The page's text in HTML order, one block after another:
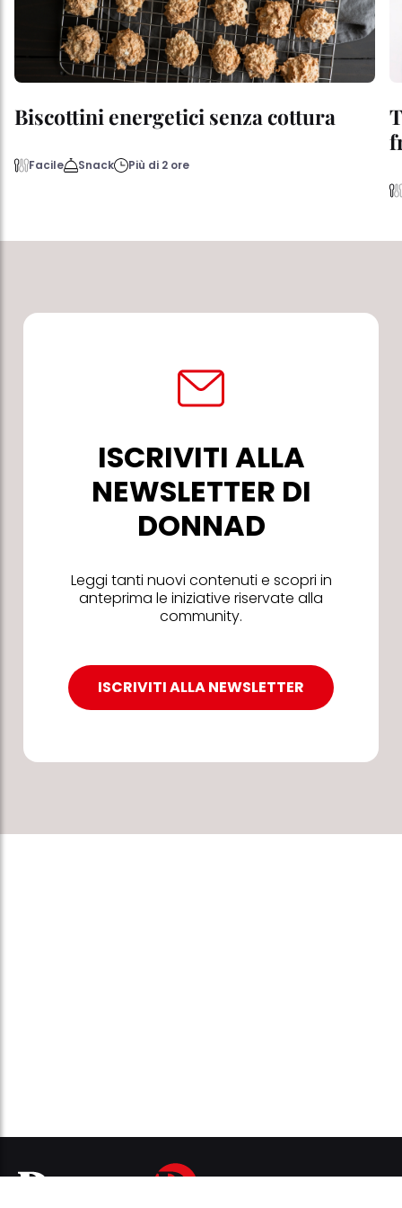
Biscottini energetici senza cottura
Facile Snack Più di 2 ore
ISCRIVITI ALLA
NEWSLETTER DI
DONNAD
Leggi tanti nuovi contenuti e scopri in
anteprima le iniziative riservate alla
community.
ISCRIVITI ALLA NEWSLETTER